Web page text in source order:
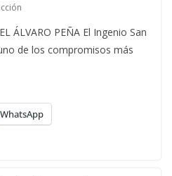
ÁLVARO PEÑA El Ingenio San
de los compromisos más
WhatsApp